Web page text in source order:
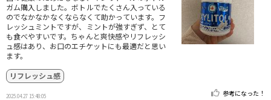
ガム購入しました。ボトルでたくさん入っている
のでなかなかなくならなくて助かっています。フ
レッシュミントですが、ミントが強すぎず、とて
も食べやすいです。ちゃんと爽快感やリフレッシ
ュ感はあり、お口のエチケットにも最適だと思い
ます。
リフレッシュ感
2025.04.27 15:48:05 参考になった！